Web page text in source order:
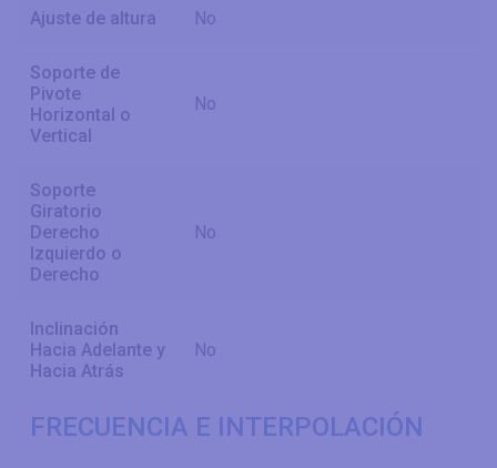
Ajuste de altura No
Soporte de
Pivote
Horizontal o
Vertical
No
Soporte
Giratorio
Derecho
Izquierdo o
Derecho
No
Inclinación
Hacia Adelante y
Hacia Atrás
No
FRECUENCIA E INTERPOLACIÓN